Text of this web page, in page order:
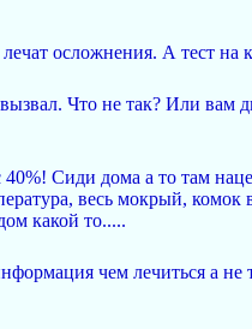
осложнения. А тест на
Что не так? Или вам
40%! Сиди дома а то там
весь мокрый, комок
какой то.....
чем лечиться а не